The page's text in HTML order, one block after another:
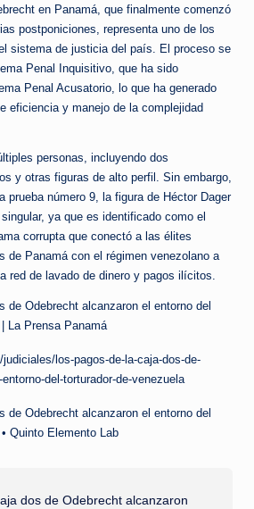
en Panamá, que finalmente comenzó
postponiciones, representa uno de los
sistema de justicia del país. El proceso se
Penal Inquisitivo, que ha sido
Penal Acusatorio, lo que ha generado
eficiencia y manejo de la complejidad
personas, incluyendo dos
y otras figuras de alto perfil. Sin embargo,
prueba número 9, la figura de Héctor Dager
ya que es identificado como el
corrupta que conectó a las élites
de Panamá con el régimen venezolano a
red de lavado de dinero y pagos ilícitos.
de Odebrecht alcanzaron el entorno del
La Prensa Panamá
los-pagos-de-la-caja-dos-de-
del-torturador-de-venezuela
de Odebrecht alcanzaron el entorno del
Quinto Elemento Lab
dos de Odebrecht alcanzaron